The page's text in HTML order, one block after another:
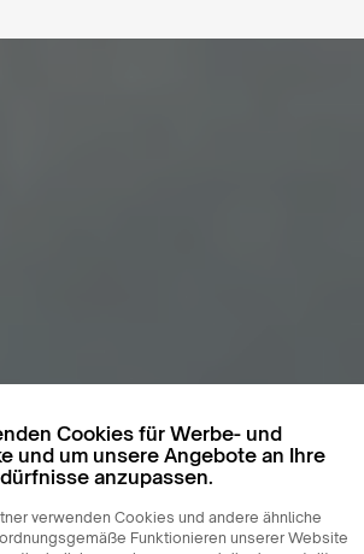
Cookies für Werbe- und
und um unsere Angebote an Ihre
anzupassen.
verwenden Cookies und andere ähnliche
Funktionieren unserer Website